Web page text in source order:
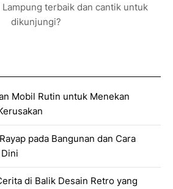
Lampung terbaik dan cantik untuk
dikunjungi?
Mobil Rutin untuk Menekan
pada Bangunan dan Cara
di Balik Desain Retro yang